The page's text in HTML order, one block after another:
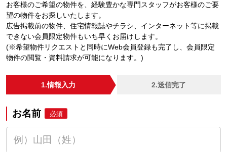
お客様のご希望の物件を、経験豊かな専門スタッフがお客様のご要
望の物件をお探しいたします。
広告掲載前の物件、住宅情報誌やチラシ、インターネット等に掲載
できない会員限定物件もいち早くお届けします。
(※希望物件リクエストと同時にWeb会員登録も完了し、会員限定
物件の閲覧・資料請求が可能になります。)
1.情報入力 2.送信完了
お名前 必須